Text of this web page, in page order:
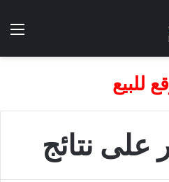
للبيع
على نتائج